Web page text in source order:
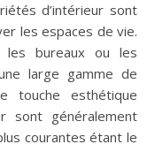
d’intérieur sont
les espaces de vie.
les bureaux ou les
large gamme de
touche esthétique
sont généralement
courantes étant le